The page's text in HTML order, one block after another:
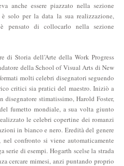
anche essere piazzato nella sezione
è solo per la data la sua realizzazione,
pensato di collocarlo nella sezione
di Storia dell’Arte della Work Progress
della School of Visual Arts di New
molti celebri disegnatori seguendo
critici sia pratici del maestro. Iniziò a
disegnatore stimatissimo, Harold Foster,
fumetto mondiale, a sua volta giunto
le celebri copertine dei romanzi
in bianco e nero. Eredità del genere
confronto si viene automaticamente
serie di esempi. Hogarth scelse la strada
cercare mimesi, anzi puntando proprio